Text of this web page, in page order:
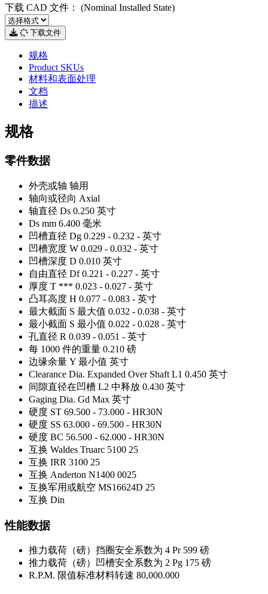
下载 CAD 文件： (Nominal Installed State)
下载文件
规格
Product SKUs
材料和表面处理
文档
描述
规格
零件数据
外壳或轴 轴用
轴向或径向 Axial
轴直径 Ds 0.250 英寸
Ds mm 6.400 毫米
凹槽直径 Dg 0.229 - 0.232 - 英寸
凹槽宽度 W 0.029 - 0.032 - 英寸
凹槽深度 D 0.010 英寸
自由直径 Df 0.221 - 0.227 - 英寸
厚度 T *** 0.023 - 0.027 - 英寸
凸耳高度 H 0.077 - 0.083 - 英寸
最大截面 S 最大值 0.032 - 0.038 - 英寸
最小截面 S 最小值 0.022 - 0.028 - 英寸
孔直径 R 0.039 - 0.051 - 英寸
每 1000 件的重量 0.210 磅
边缘余量 Y 最小值 英寸
Clearance Dia. Expanded Over Shaft L1 0.450 英寸
间隙直径在凹槽 L2 中释放 0.430 英寸
Gaging Dia. Gd Max 英寸
硬度 ST 69.500 - 73.000 - HR30N
硬度 SS 63.000 - 69.500 - HR30N
硬度 BC 56.500 - 62.000 - HR30N
互换 Waldes Truarc 5100 25
互换 IRR 3100 25
互换 Anderton N1400 0025
互换军用或航空 MS16624D 25
互换 Din
性能数据
推力载荷（磅）挡圈安全系数为 4 Pr 599 磅
推力载荷（磅）凹槽安全系数为 2 Pg 175 磅
R.P.M. 限值标准材料转速 80,000.000